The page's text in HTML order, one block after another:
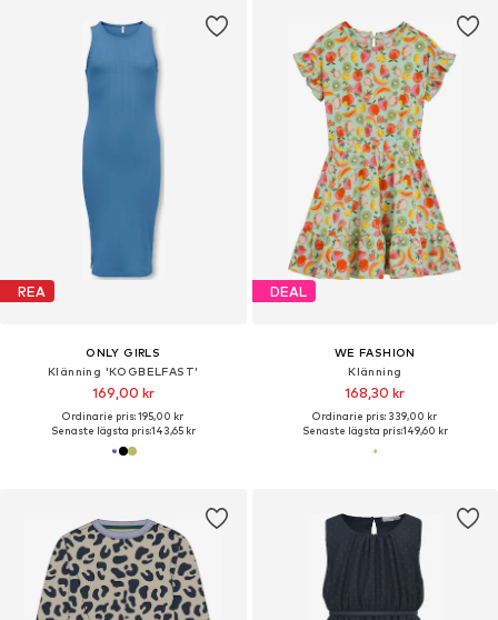
REA
ONLY GIRLS
Klänning 'KOGBELFAST'
169,00 kr
Ordinarie pris: 195,00 kr
Senaste lägsta pris:143,65 kr
DEAL
WE FASHION
Klänning
168,30 kr
Ordinarie pris: 339,00 kr
Senaste lägsta pris:149,60 kr